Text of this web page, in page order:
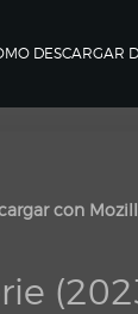
DESCARGAR
con